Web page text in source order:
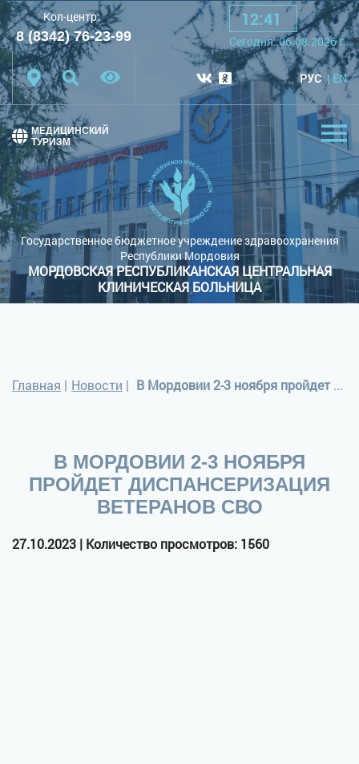
Шрифт: A A A
Цветовая схема: Черная схема
Обычный сайт
Кол-центр:
8 (8342) 76-23-99
12:41
Cегодня:06.08.2026г.
РУС EN
Государственное бюджетное учреждение здравоохранения
Республики Мордовия
МОРДОВСКАЯ РЕСПУБЛИКАНСКАЯ ЦЕНТРАЛЬНАЯ
КЛИНИЧЕСКАЯ БОЛЬНИЦА
МЕДИЦИНСКИЙ
ТУРИЗМ
Главная | Новости | В Мордовии 2-3 ноября пройдет диспансеризация ветеранов СВО
В МОРДОВИИ 2-3 НОЯБРЯ
ПРОЙДЕТ ДИСПАНСЕРИЗАЦИЯ
ВЕТЕРАНОВ СВО
27.10.2023 | Количество просмотров: 1560